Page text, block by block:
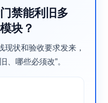
禁能利旧多
块？
状和验收要求发来，
、哪些必须改”。